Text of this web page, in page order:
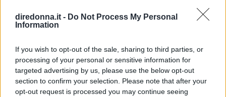
diredonna.it - Do Not Process My Personal
Information
If you wish to opt-out of the sale, sharing to third parties, or
processing of your personal or sensitive information for
targeted advertising by us, please use the below opt-out
section to confirm your selection. Please note that after your
opt-out request is processed you may continue seeing
veramente stupendo.